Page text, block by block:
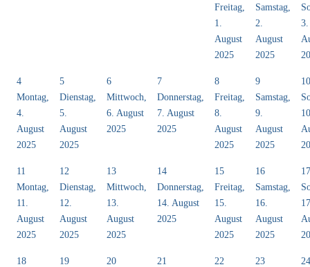
Freitag,
1.
August
2025
Samstag,
2.
August
2025
3.
4
Montag,
4.
August
2025
5
Dienstag,
5.
August
2025
6
Mittwoch,
6. August
2025
7
Donnerstag,
7. August
2025
8
Freitag,
8.
August
2025
9
Samstag,
9.
August
2025
11
Montag,
11.
August
2025
12
Dienstag,
12.
August
2025
13
Mittwoch,
13.
August
2025
14
Donnerstag,
14. August
2025
15
Freitag,
15.
August
2025
16
Samstag,
16.
August
2025
18
19
20
21
22
23